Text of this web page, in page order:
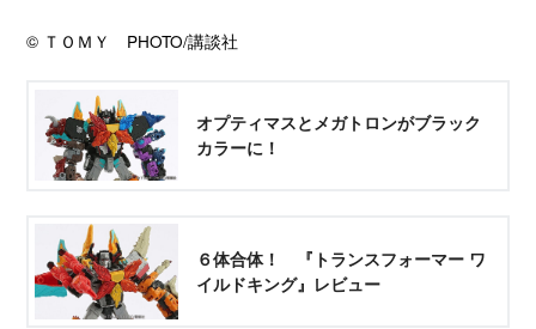
© ＴＯＭＹ PHOTO/講談社
オプティマスとメガトロンがブラック
カラーに！
６体合体！ 『トランスフォーマー ワ
イルドキング』レビュー